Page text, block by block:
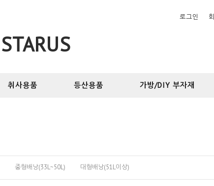
로그인
STARUS
취사용품 등산용품 가방/DIY 부자재
중형배낭(33L~50L) 대형배낭(51L이상)